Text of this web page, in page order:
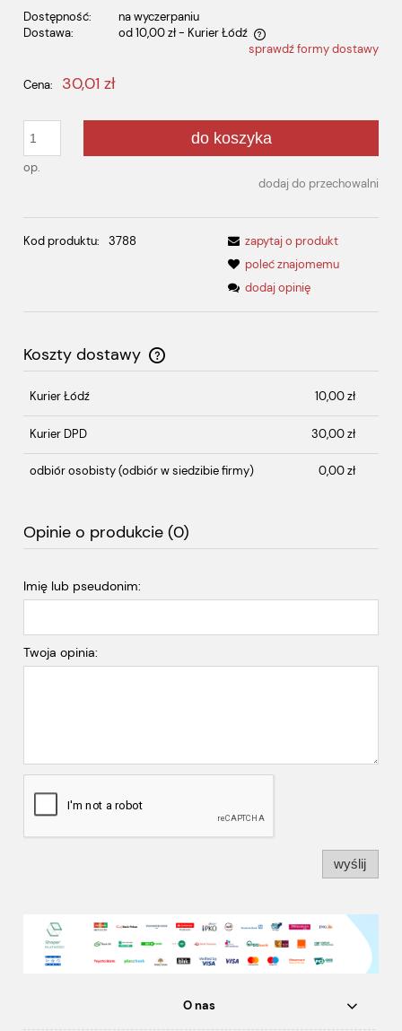
Dostępność:
na wyczerpaniu
Dostawa:
od 10,00 zł - Kurier Łódź
Cena nie zawiera ewentualnych kosztów płatnościsprawdź formy dostawy
Cena: 30,01 zł
op.
do koszyka
dodaj do przechowalni
Kod produktu: 3788
zapytaj o produkt
poleć znajomemu
dodaj opinię
Koszty dostawy
Cena nie zawiera ewentualnych kosztów płatności
Kurier Łódź 10,00 zł
Kurier DPD 30,00 zł
odbiór osobisty(odbiór w siedzibie firmy) 0,00 zł
Opinie o produkcie (0)
Imię lub pseudonim:
Twoja opinia:
wyślij
O nas